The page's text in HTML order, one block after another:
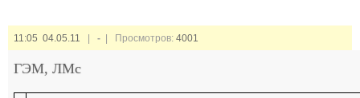
11:05 04.05.11 - | Просмотров: 4001
ГЭМ, ЛМс